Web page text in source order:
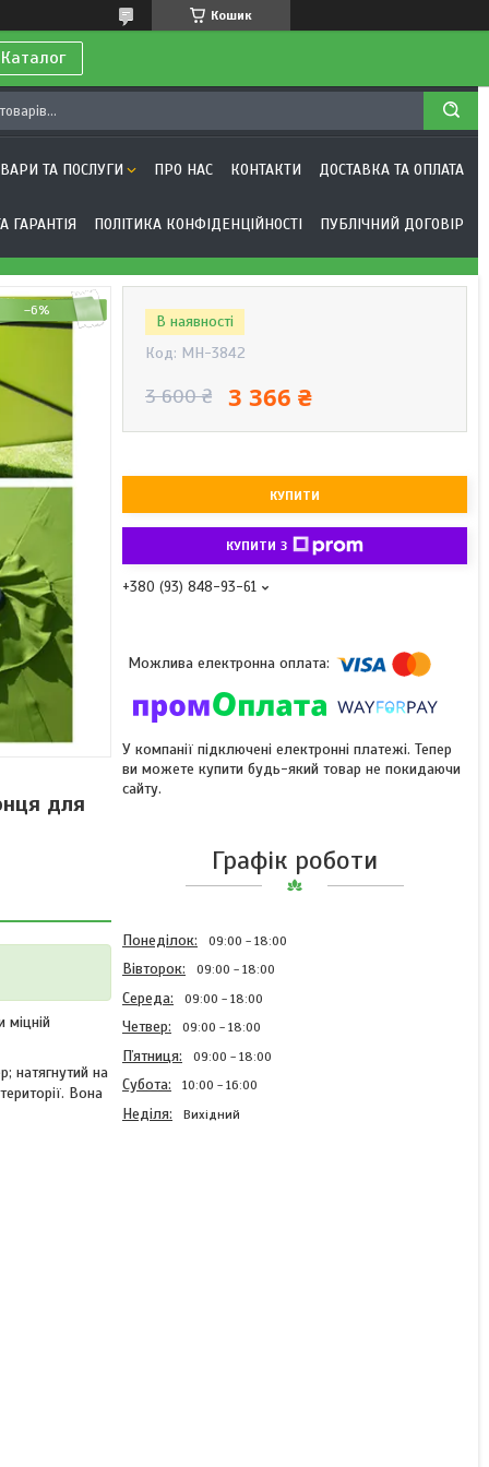
Кошик
ТА ПОСЛУГИ ПРО НАС КОНТАКТИ ДОСТАВКА ТА ОПЛАТА
ГАРАНТІЯ ПОЛІТИКА КОНФІДЕНЦІЙНОСТІ ПУБЛІЧНИЙ ДОГОВІР
–6%
для
натягнутий на
Вона
В наявності
Код: MH-3842
3 600 ₴ 3 366 ₴
КУПИТИ
КУПИТИ З
+380 (93) 848-93-61
У компанії підключені електронні платежі. Тепер
ви можете купити будь-який товар не покидаючи
сайту.
Графік роботи
Понеділок 09:00 18:00
Вівторок 09:00 18:00
Середа 09:00 18:00
Четвер 09:00 18:00
Пʼятниця 09:00 18:00
Субота 10:00 16:00
Неділя Вихідний